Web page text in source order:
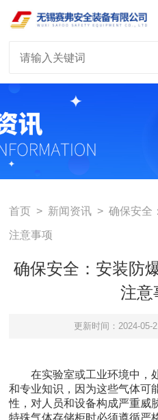
首页 > 新闻资讯 > 确保安全
注意事项
确保安全：安装防
注意
更新时间：2024-05-
在实验室或工业环境中，
和专业知识，因为这些气体可
性，对人员和设备构成严重威
特殊气体存储柜时必须遵循严